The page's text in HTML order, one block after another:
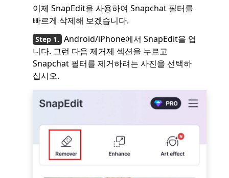
이제 SnapEdit을 사용하여 Snapchat 필터를
빠르게 삭제해 보겠습니다.
Android/iPhone에서 SnapEdit을 엽
니다. 그런 다음 제거제 섹션을 누르고
Snapchat 필터를 제거하려는 사진을 선택하
십시오.